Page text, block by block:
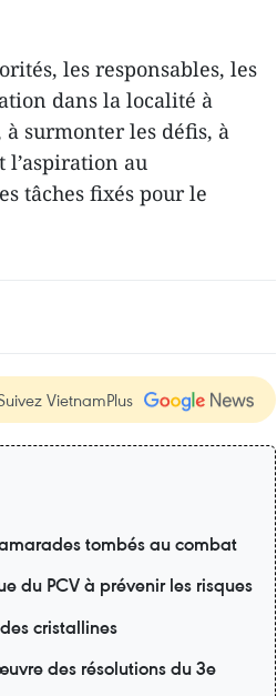
les responsables, les
dans la localité à
surmonter les défis, à
au
tâches fixés pour le
VietnamPlus
tombés au combat
du PCV à prévenir les risques
cristallines
des résolutions du 3e